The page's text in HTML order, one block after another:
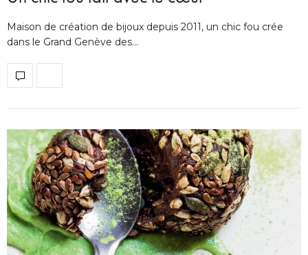
Maison de création de bijoux depuis 2011, un chic fou crée
dans le Grand Genève des…